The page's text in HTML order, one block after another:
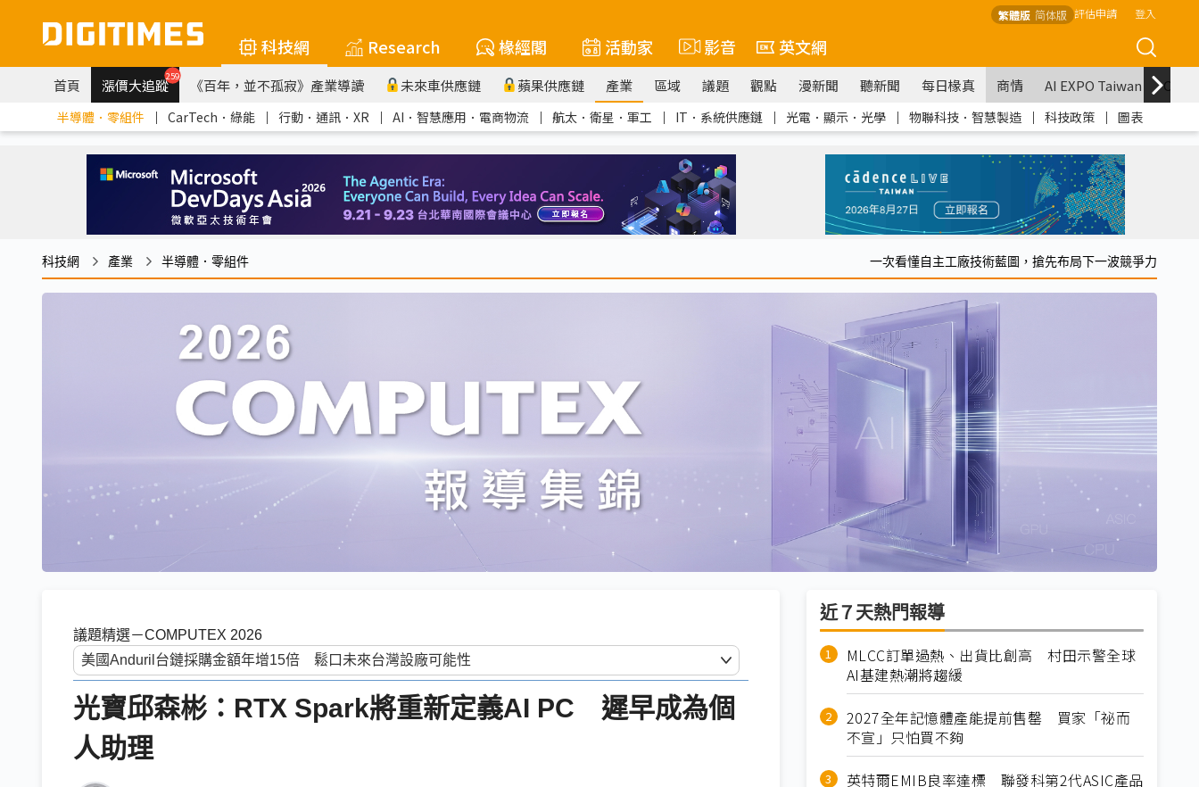
繁體版 简体版 評估申請 登入
科技網 Research 椽經閣 活動家 影音 英文網
首頁 漲價大追蹤259 《百年，並不孤寂》產業導讀 未來車供應鏈 蘋果供應鏈 產業 區域 議題 觀點 漫新聞 聽新聞 每日椽真 商情 AI EXPO Taiwan
半導體．零組件 ｜ CarTech．綠能 ｜ 行動．通訊．XR ｜ AI．智慧應用．電商物流 ｜ 航太．衛星．軍工 ｜ IT．系統供應鏈 ｜ 光電．顯示．光學 ｜ 物聯科技．智慧製造 ｜ 科技政策 ｜ 圖表
科技網 產業 半導體．零組件 一次看懂自主工廠技術藍圖，搶先布局下一波競爭力
議題精選－COMPUTEX 2026
光寶邱森彬：RTX Spark將重新定義AI PC 遲早成為個
人助理
近７天熱門報導
MLCC訂單過熱、出貨比創高 村田示警全球
AI基建熱潮將趨緩
2027全年記憶體產能提前售罄 買家「祕而
不宣」只怕買不夠
英特爾EMIB良率達標 聯發科第2代ASIC產品